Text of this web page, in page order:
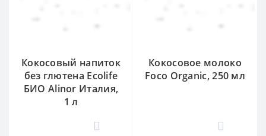
Кокосовый напиток
без глютена Ecolife
БИО Alinor Италия,
1 л
Кокосовое молоко
Foco Organic, 250 мл